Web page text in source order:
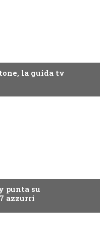
la guida tv
punta su
azzurri